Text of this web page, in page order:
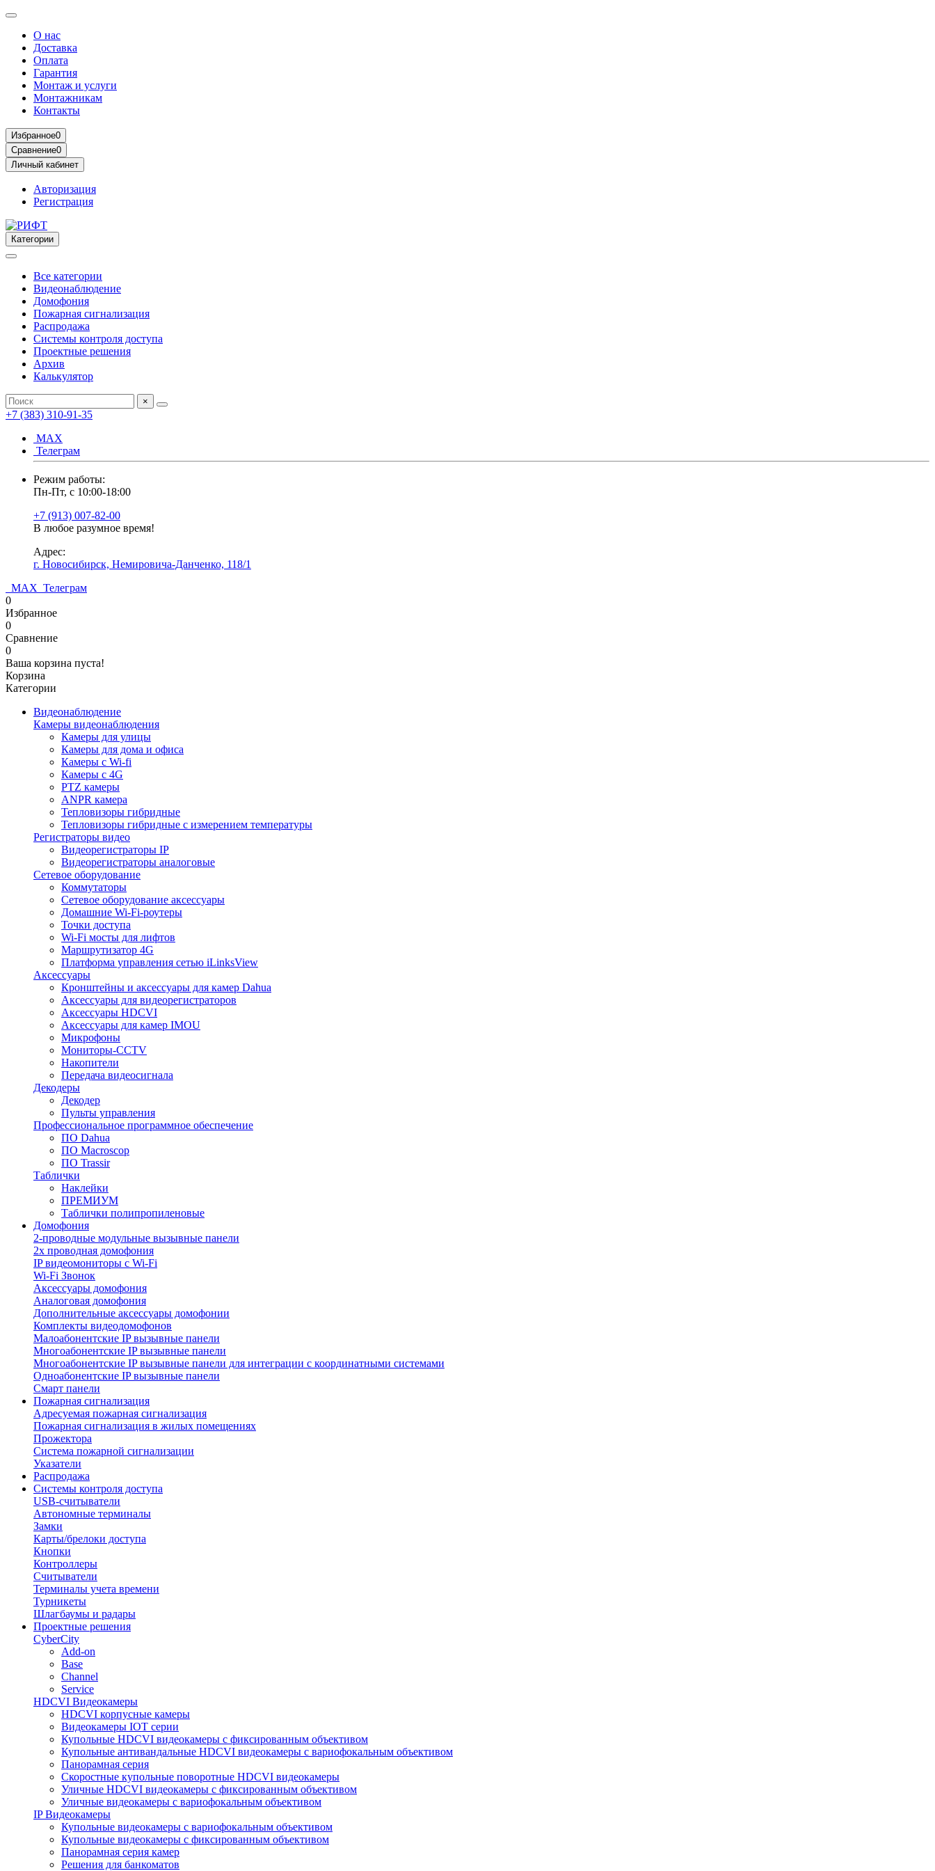
О нас
Доставка
Оплата
Гарантия
Монтаж и услуги
Монтажникам
Контакты
Избранное0
Сравнение0
Личный кабинет
Авторизация
Регистрация
Категории
Все категории
Видеонаблюдение
Домофония
Пожарная сигнализация
Распродажа
Системы контроля доступа
Проектные решения
Архив
Калькулятор
×
+7 (383) 310-91-35
МАХ
Телеграм
Режим работы:
Пн-Пт, с 10:00-18:00
+7 (913) 007-82-00
В любое разумное время!
Адрес:
г. Новосибирск, Немировича-Данченко, 118/1
МАХ Телеграм
0
Избранное
0
Сравнение
0
Ваша корзина пуста!
Корзина
Категории
Видеонаблюдение
Камеры видеонаблюдения
Камеры для улицы
Камеры для дома и офиса
Камеры с Wi-fi
Камеры с 4G
PTZ камеры
ANPR камера
Тепловизоры гибридные
Тепловизоры гибридные c измерением температуры
Регистраторы видео
Видеорегистраторы IP
Видеорегистраторы аналоговые
Сетевое оборудование
Коммутаторы
Сетевое оборудование аксессуары
Домашние Wi-Fi-роутеры
Точки доступа
Wi-Fi мосты для лифтов
Маршрутизатор 4G
Платформа управления сетью iLinksView
Аксессуары
Кронштейны и аксессуары для камер Dahua
Аксессуары для видеорегистраторов
Аксессуары HDCVI
Аксессуары для камер IMOU
Микрофоны
Мониторы-CCTV
Накопители
Передача видеосигнала
Декодеры
Декодер
Пульты управления
Профессиональное программное обеспечение
ПО Dahua
ПО Macroscop
ПО Trassir
Таблички
Наклейки
ПРЕМИУМ
Таблички полипропиленовые
Домофония
2-проводные модульные вызывные панели
2х проводная домофония
IP видеомониторы с Wi-Fi
Wi-Fi Звонок
Аксессуары домофония
Аналоговая домофония
Дополнительные аксессуары домофонии
Комплекты видеодомофонов
Малоабонентские IP вызывные панели
Многоабонентские IP вызывные панели
Многоабонентские IP вызывные панели для интеграции с координатными системами
Одноабонентские IP вызывные панели
Смарт панели
Пожарная сигнализация
Адресуемая пожарная сигнализация
Пожарная сигнализация в жилых помещениях
Прожектора
Система пожарной сигнализации
Указатели
Распродажа
Системы контроля доступа
USB-считыватели
Автономные терминалы
Замки
Карты/брелоки доступа
Кнопки
Контроллеры
Считыватели
Терминалы учета времени
Турникеты
Шлагбаумы и радары
Проектные решения
CyberCity
Add-on
Base
Channel
Service
HDCVI Видеокамеры
HDCVI корпусные камеры
Видеокамеры IOT серии
Купольные HDCVI видеокамеры с фиксированным объективом
Купольные антивандальные HDCVI видеокамеры с вариофокальным объективом
Панорамная серия
Скоростные купольные поворотные HDCVI видеокамеры
Уличные HDCVI видеокамеры с фиксированным объективом
Уличные видеокамеры с вариофокальным объективом
IP Видеокамеры
Купольные видеокамеры с вариофокальным объективом
Купольные видеокамеры с фиксированным объективом
Панорамная серия камер
Решения для банкоматов